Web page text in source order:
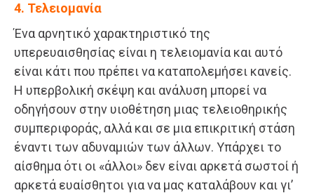
4. Τελειομανία
Ένα αρνητικό χαρακτηριστικό της
υπερευαισθησίας είναι η τελειομανία και αυτό
είναι κάτι που πρέπει να καταπολεμήσει κανείς.
Η υπερβολική σκέψη και ανάλυση μπορεί να
οδηγήσουν στην υιοθέτηση μιας τελειοθηρικής
συμπεριφοράς, αλλά και σε μια επικριτική στάση
έναντι των αδυναμιών των άλλων. Υπάρχει το
αίσθημα ότι οι «άλλοι» δεν είναι αρκετά σωστοί ή
αρκετά ευαίσθητοι για να μας καταλάβουν και γι’